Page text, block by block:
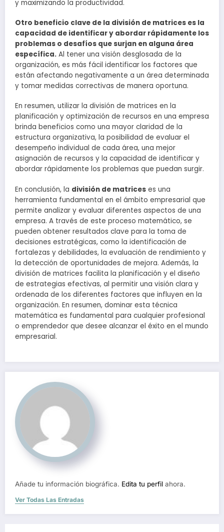
y maximizando la productividad.
Otro beneficio clave de la división de matrices es la
capacidad de identificar y abordar rápidamente los
problemas o desafíos que surjan en alguna área
específica. Al tener una visión desglosada de la
organización, es más fácil identificar los factores que
están afectando negativamente a un área determinada
y tomar medidas correctivas de manera oportuna.
En resumen, utilizar la división de matrices en la
planificación y optimización de recursos en una empresa
brinda beneficios como una mayor claridad de la
estructura organizativa, la posibilidad de evaluar el
desempeño individual de cada área, una mejor
asignación de recursos y la capacidad de identificar y
abordar rápidamente los problemas que puedan surgir.
En conclusión, la división de matrices es una
herramienta fundamental en el ámbito empresarial que
permite analizar y evaluar diferentes aspectos de una
empresa. A través de este proceso matemático, se
pueden obtener resultados clave para la toma de
decisiones estratégicas, como la identificación de
fortalezas y debilidades, la evaluación de rendimiento y
la detección de oportunidades de mejora. Además, la
división de matrices facilita la planificación y el diseño
de estrategias efectivas, al permitir una visión clara y
ordenada de los diferentes factores que influyen en la
organización. En resumen, dominar esta técnica
matemática es fundamental para cualquier profesional
o emprendedor que desee alcanzar el éxito en el mundo
empresarial.
Añade tu información biográfica. Edita tu perfil ahora.
Ver Todas Las Entradas